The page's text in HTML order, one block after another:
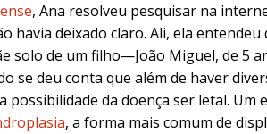
, Ana resolveu pesquisar na
havia deixado claro. Ali, ela entendeu
solo de um filho—João Miguel, de 5
se deu conta que além de haver
possibilidade da doença ser letal. Um
, a forma mais comum de